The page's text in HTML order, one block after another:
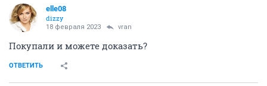
elle08
dizzy
18 февраля 2023 vran
Покупали и можете доказать?
ОТВЕТИТЬ